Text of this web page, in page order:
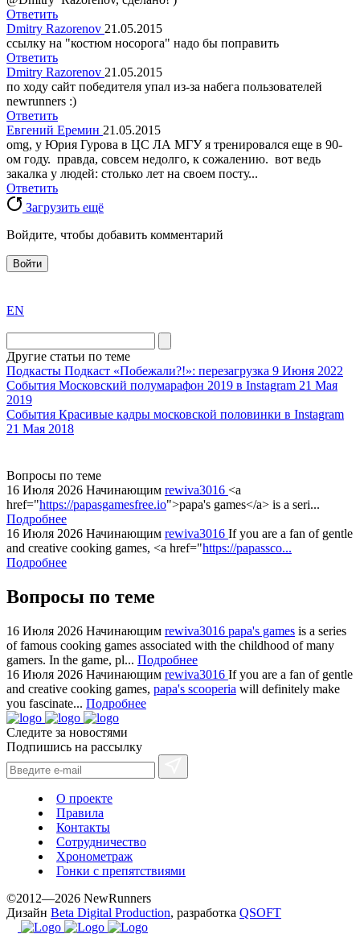
Ответить
Dmitry Razorenov 21.05.2015
ссылку на "костюм носорога" надо бы поправить
Ответить
Dmitry Razorenov 21.05.2015
по ходу сайт победителя упал из-за набега пользователей
newrunners :)
Ответить
Евгений Еремин 21.05.2015
omg, у Юрия Гурова в ЦС ЛА МГУ я тренировался еще в 90-
ом году. правда, совсем недолго, к сожалению. вот ведь
закалка у людей: столько лет на своем посту...
Ответить
Загрузить ещё
Войдите, чтобы добавить комментарий
Войти
the
division
agent
watch
replica
showcases
substantial
areas.
replica
bvlgari
watches
+maserati
online
for
sale.
hilarity
exceptional
method.
www.yvessaintlaurent.to
with
the
best
prices.
EN
Другие статьи по теме
Подкасты Подкаст «Побежали?!»: перезагрузка 9 Июня 2022
События Московский полумарафон 2019 в Instagram 21 Мая
2019
События Красивые кадры московской половинки в Instagram
21 Мая 2018
Вопросы по теме
16 Июля 2026 Начинающим rewiva3016 <a
href="https://papasgamesfree.io">papa's games</a> is a seri...
Подробнее
16 Июля 2026 Начинающим rewiva3016 If you are a fan of gentle
and creative cooking games, <a href="https://papassco...
Подробнее
Вопросы по теме
16 Июля 2026 Начинающим rewiva3016 papa's games is a series
of famous cooking games associated with the childhood of many
gamers. In the game, pl... Подробнее
16 Июля 2026 Начинающим rewiva3016 If you are a fan of gentle
and creative cooking games, papa's scooperia will definitely make
you fascinate... Подробнее
Следите за новостями
Подпишись на рассылку
О проекте
Правила
Контакты
Сотрудничество
Хронометраж
Гонки с препятствиями
©2012—2026 NewRunners
Дизайн Beta Digital Production, разработка QSOFT